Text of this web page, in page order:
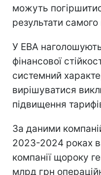
можуть
результати самого
У EBA
фінансової
системний
вирішуватися
підвищення
За даними
2023-2024 роках
компанії щороку
млрд грн